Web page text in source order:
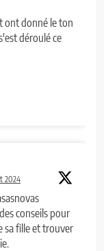
ont donné le ton
déroulé ce
2024
conseils pour
sa fille et trouver